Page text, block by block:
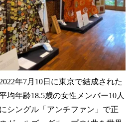
年7月10日に東京で結成された
均年齢18.5歳の女性メンバー10人
シングル「アンチファン」で正